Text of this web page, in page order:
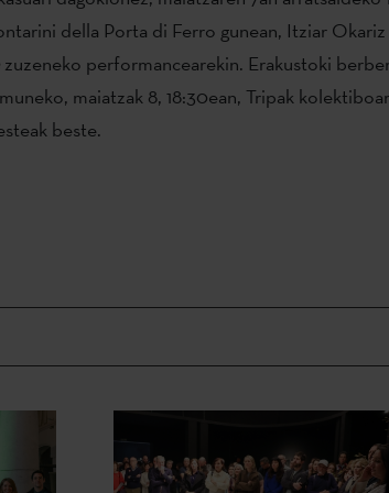
della Porta di Ferro gunean, Itziar
zuzeneko performancearekin. Erakustoki
maiatzak 8, 18:30ean, Tripak
beste.